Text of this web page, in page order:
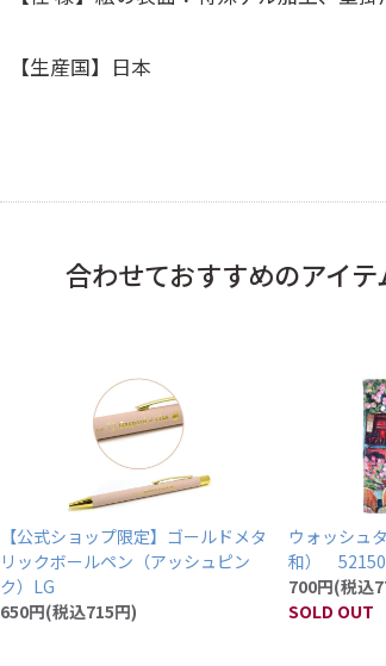
【生産国】日本
合わせておすすめのアイテ
【公式ショップ限定】ゴールドメタ
リックボールペン（アッシュピン
ク）LG
650円(税込715円)
ウォッシュ
和）
700円(税込
SOLD OUT